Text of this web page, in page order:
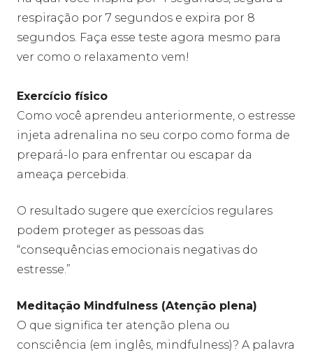
respiração por 7 segundos e expira por 8
segundos. Faça esse teste agora mesmo para
ver como o relaxamento vem!
Exercício físico
Como você aprendeu anteriormente, o estresse
injeta adrenalina no seu corpo como forma de
prepará-lo para enfrentar ou escapar da
ameaça percebida.
O resultado sugere que exercícios regulares
podem proteger as pessoas das
“consequências emocionais negativas do
estresse.”
Meditação Mindfulness (Atenção plena)
O que significa ter atenção plena ou
consciência (em inglês, mindfulness)? A palavra